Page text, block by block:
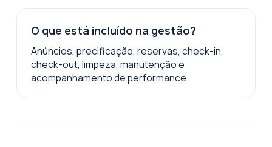
O que está incluído na gestão?
Anúncios, precificação, reservas, check-in,
check-out, limpeza, manutenção e
acompanhamento de performance.